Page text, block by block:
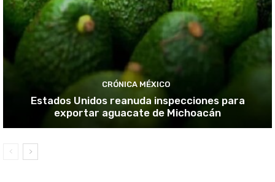
CRÓNICA MÉXICO
Estados Unidos reanuda inspecciones para
exportar aguacate de Michoacán